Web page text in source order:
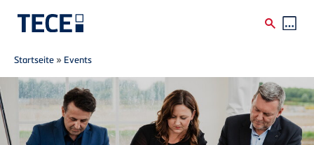
Direkt zum Inhalt
Breadcrumb
Startseite » Events